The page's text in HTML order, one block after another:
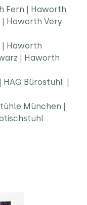
Fern | Haworth
| Haworth Very
| Haworth
| Haworth
| HAG Bürostuhl |
München |